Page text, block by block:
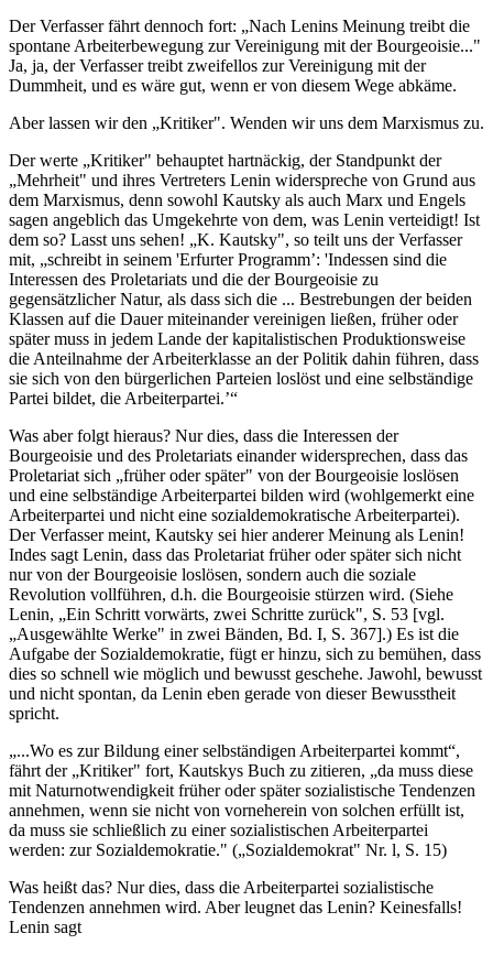
Der Verfasser fährt dennoch fort: „Nach Lenins Meinung treibt die
spontane Arbeiterbewegung zur Vereinigung mit der Bourgeoisie..."
Ja, ja, der Verfasser treibt zweifellos zur Vereinigung mit der
Dummheit, und es wäre gut, wenn er von diesem Wege abkäme.
Aber lassen wir den „Kritiker". Wenden wir uns dem Marxismus zu.
Der werte „Kritiker" behauptet hartnäckig, der Standpunkt der
„Mehrheit" und ihres Vertreters Lenin widerspreche von Grund aus
dem Marxismus, denn sowohl Kautsky als auch Marx und Engels
sagen angeblich das Umgekehrte von dem, was Lenin verteidigt! Ist
dem so? Lasst uns sehen! „K. Kautsky", so teilt uns der Verfasser
mit, „schreibt in seinem 'Erfurter Programm’: 'Indessen sind die
Interessen des Proletariats und die der Bourgeoisie zu
gegensätzlicher Natur, als dass sich die ... Bestrebungen der beiden
Klassen auf die Dauer miteinander vereinigen ließen, früher oder
später muss in jedem Lande der kapitalistischen Produktionsweise
die Anteilnahme der Arbeiterklasse an der Politik dahin führen, dass
sie sich von den bürgerlichen Parteien loslöst und eine selbständige
Partei bildet, die Arbeiterpartei.’“
Was aber folgt hieraus? Nur dies, dass die Interessen der
Bourgeoisie und des Proletariats einander widersprechen, dass das
Proletariat sich „früher oder später" von der Bourgeoisie loslösen
und eine selbständige Arbeiterpartei bilden wird (wohlgemerkt eine
Arbeiterpartei und nicht eine sozialdemokratische Arbeiterpartei).
Der Verfasser meint, Kautsky sei hier anderer Meinung als Lenin!
Indes sagt Lenin, dass das Proletariat früher oder später sich nicht
nur von der Bourgeoisie loslösen, sondern auch die soziale
Revolution vollführen, d.h. die Bourgeoisie stürzen wird. (Siehe
Lenin, „Ein Schritt vorwärts, zwei Schritte zurück", S. 53 [vgl.
„Ausgewählte Werke" in zwei Bänden, Bd. I, S. 367].) Es ist die
Aufgabe der Sozialdemokratie, fügt er hinzu, sich zu bemühen, dass
dies so schnell wie möglich und bewusst geschehe. Jawohl, bewusst
und nicht spontan, da Lenin eben gerade von dieser Bewusstheit
spricht.
„...Wo es zur Bildung einer selbständigen Arbeiterpartei kommt“,
fährt der „Kritiker" fort, Kautskys Buch zu zitieren, „da muss diese
mit Naturnotwendigkeit früher oder später sozialistische Tendenzen
annehmen, wenn sie nicht von vorneherein von solchen erfüllt ist,
da muss sie schließlich zu einer sozialistischen Arbeiterpartei
werden: zur Sozialdemokratie." („Sozialdemokrat" Nr. l, S. 15)
Was heißt das? Nur dies, dass die Arbeiterpartei sozialistische
Tendenzen annehmen wird. Aber leugnet das Lenin? Keinesfalls!
Lenin sagt